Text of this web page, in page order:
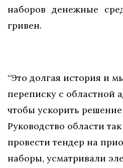
наборов денежные
гривен.
“Это долгая история и
переписку с областной
чтобы ускорить
Руководство области
провести тендер на
наборы, усматривали